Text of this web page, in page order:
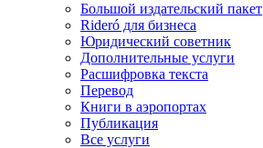
Большой издательский пакет
Rideró для бизнеса
Юридический советник
Дополнительные услуги
Расшифровка текста
Перевод
Книги в аэропортах
Публикация
Все услуги